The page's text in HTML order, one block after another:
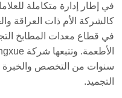
في قطاع معدات المطابخ
سنوات من التخصص والخبرة
التجميد.